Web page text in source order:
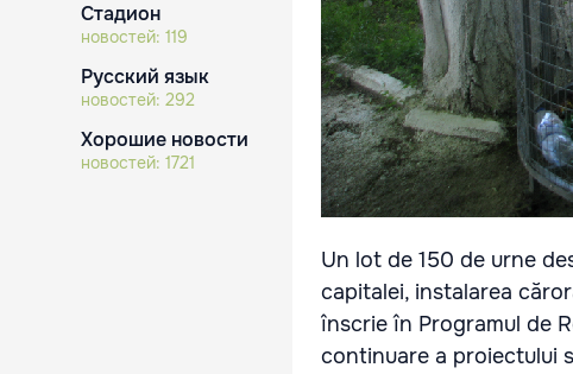
Стадион
новостей: 119
Русский язык
новостей: 292
Хорошие новости
новостей: 1721
Un lot de 150 de urne
capitalei, instalarea
înscrie în Programul de
continuare a proiectului